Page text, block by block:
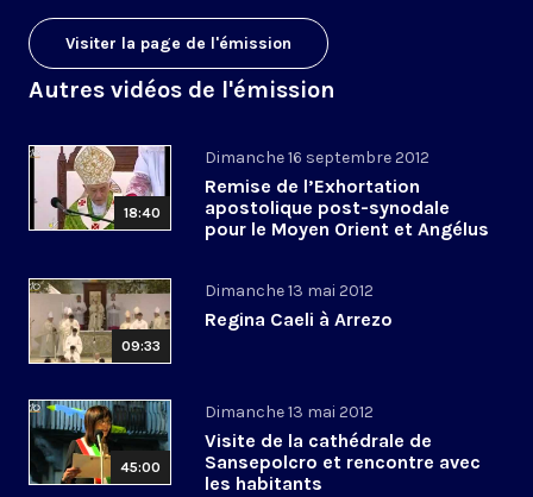
Visiter la page de l'émission
Autres vidéos de l'émission
18:40
Dimanche 16 septembre 2012
Remise de l’Exhortation
apostolique post-synodale
pour le Moyen Orient et Angélus
09:33
Dimanche 13 mai 2012
Regina Caeli à Arrezo
45:00
Dimanche 13 mai 2012
Visite de la cathédrale de
Sansepolcro et rencontre avec
les habitants